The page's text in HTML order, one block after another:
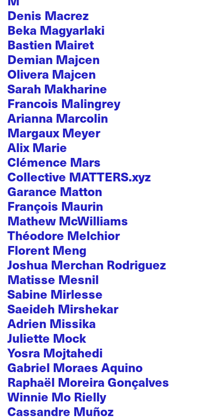
Denis Macrez
Beka Magyarlaki
Bastien Mairet
Demian Majcen
Olivera Majcen
Sarah Makharine
Francois Malingrey
Arianna Marcolin
Margaux Meyer
Alix Marie
Clémence Mars
Collective MATTERS.xyz
Garance Matton
François Maurin
Mathew McWilliams
Théodore Melchior
Florent Meng
Joshua Merchan Rodriguez
Matisse Mesnil
Sabine Mirlesse
Saeideh Mirshekar
Adrien Missika
Juliette Mock
Yosra Mojtahedi
Gabriel Moraes Aquino
Raphaël Moreira Gonçalves
Winnie Mo Rielly
Cassandre Muñoz